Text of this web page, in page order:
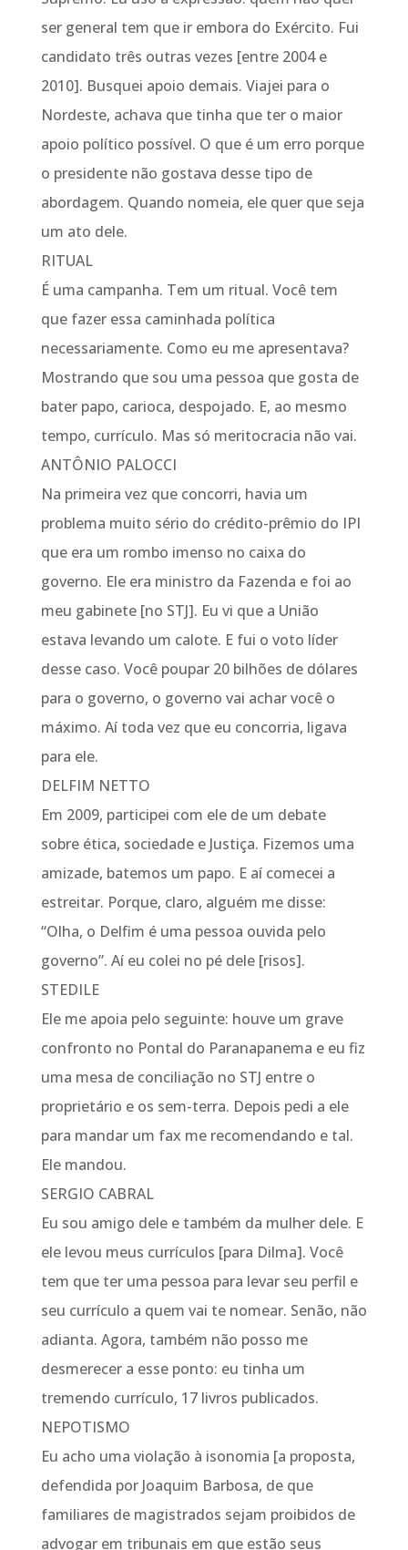
ser general tem que ir embora do Exército. Fui
candidato três outras vezes [entre 2004 e
2010]. Busquei apoio demais. Viajei para o
Nordeste, achava que tinha que ter o maior
apoio político possível. O que é um erro porque
o presidente não gostava desse tipo de
abordagem. Quando nomeia, ele quer que seja
um ato dele.
RITUAL
É uma campanha. Tem um ritual. Você tem
que fazer essa caminhada política
necessariamente. Como eu me apresentava?
Mostrando que sou uma pessoa que gosta de
bater papo, carioca, despojado. E, ao mesmo
tempo, currículo. Mas só meritocracia não vai.
ANTÔNIO PALOCCI
Na primeira vez que concorri, havia um
problema muito sério do crédito-prêmio do IPI
que era um rombo imenso no caixa do
governo. Ele era ministro da Fazenda e foi ao
meu gabinete [no STJ]. Eu vi que a União
estava levando um calote. E fui o voto líder
desse caso. Você poupar 20 bilhões de dólares
para o governo, o governo vai achar você o
máximo. Aí toda vez que eu concorria, ligava
para ele.
DELFIM NETTO
Em 2009, participei com ele de um debate
sobre ética, sociedade e Justiça. Fizemos uma
amizade, batemos um papo. E aí comecei a
estreitar. Porque, claro, alguém me disse:
“Olha, o Delfim é uma pessoa ouvida pelo
governo”. Aí eu colei no pé dele [risos].
STEDILE
Ele me apoia pelo seguinte: houve um grave
confronto no Pontal do Paranapanema e eu fiz
uma mesa de conciliação no STJ entre o
proprietário e os sem-terra. Depois pedi a ele
para mandar um fax me recomendando e tal.
Ele mandou.
SERGIO CABRAL
Eu sou amigo dele e também da mulher dele. E
ele levou meus currículos [para Dilma]. Você
tem que ter uma pessoa para levar seu perfil e
seu currículo a quem vai te nomear. Senão, não
adianta. Agora, também não posso me
desmerecer a esse ponto: eu tinha um
tremendo currículo, 17 livros publicados.
NEPOTISMO
Eu acho uma violação à isonomia [a proposta,
defendida por Joaquim Barbosa, de que
familiares de magistrados sejam proibidos de
advogar em tribunais em que estão seus